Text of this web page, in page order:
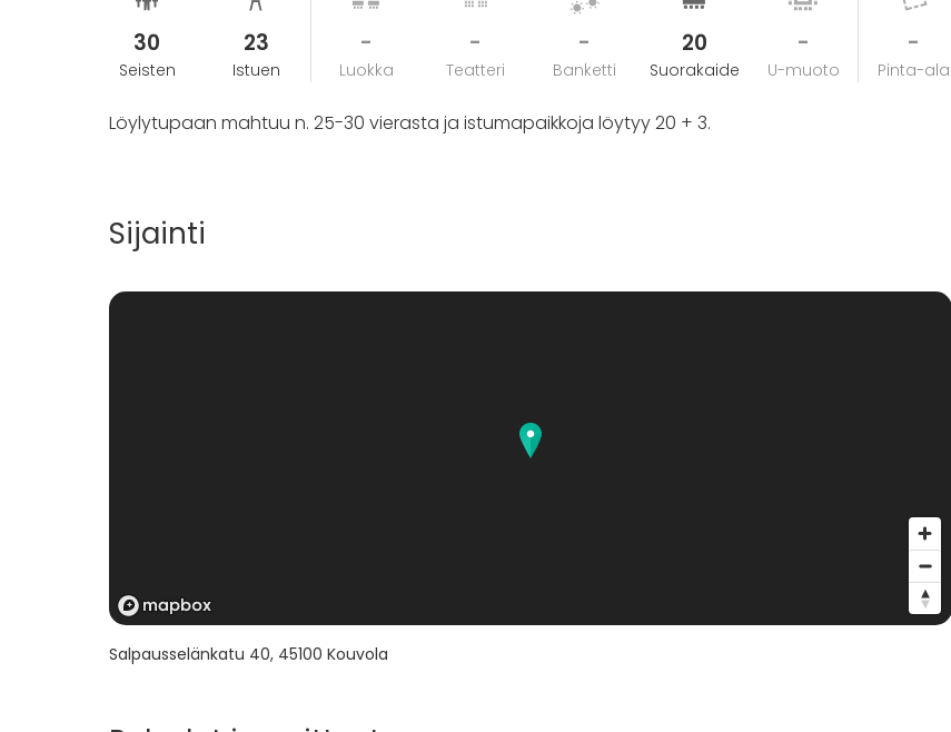
30
Seisten
23
Istuen
-
Luokka
-
Teatteri
-
Banketti
20
Suorakaide
-
U-muoto
-
Pinta-ala
Löylytupaan mahtuu n. 25-30 vierasta ja istumapaikkoja löytyy 20 + 3.
Sijainti
Salpausselänkatu 40, 45100 Kouvola